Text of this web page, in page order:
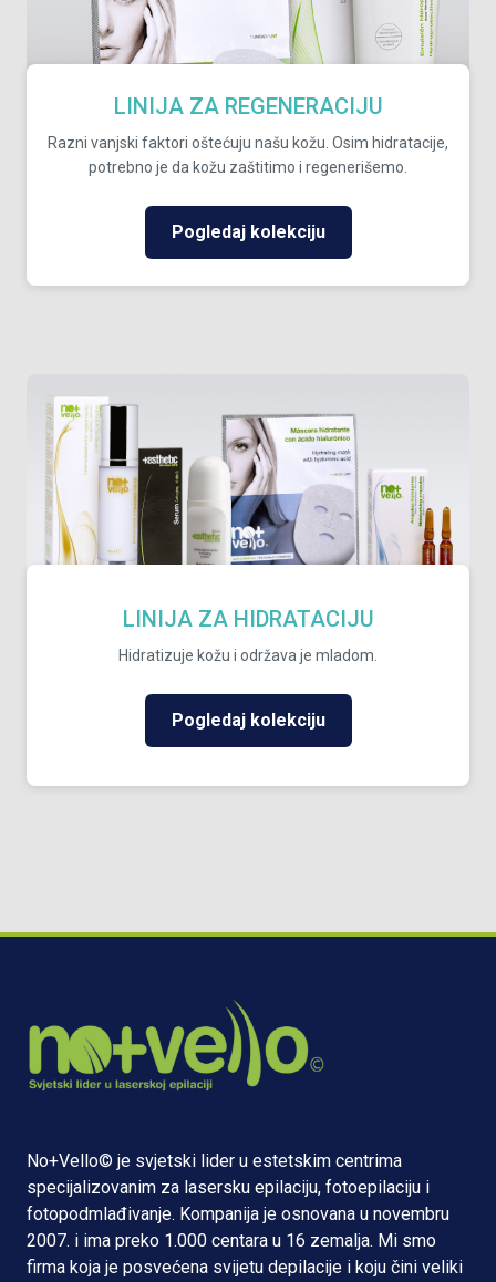
LINIJA ZA REGENERACIJU
Razni vanjski faktori oštećuju našu kožu. Osim hidratacije,
potrebno je da kožu zaštitimo i regenerišemo.
Pogledaj kolekciju
LINIJA ZA HIDRATACIJU
Hidratizuje kožu i održava je mladom.
Pogledaj kolekciju
No+Vello© je svjetski lider u estetskim centrima
specijalizovanim za lasersku epilaciju, fotoepilaciju i
fotopodmlađivanje. Kompanija je osnovana u novembru
2007. i ima preko 1.000 centara u 16 zemalja. Mi smo
firma koja je posvećena svijetu depilacije i koju čini veliki